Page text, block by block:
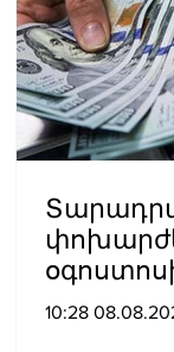
10:28